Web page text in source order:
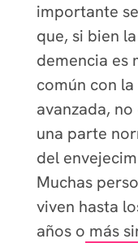
importante
que, si bien la
demencia es
común con
avanzada, no
una parte
del
Muchas
viven hasta
años o más